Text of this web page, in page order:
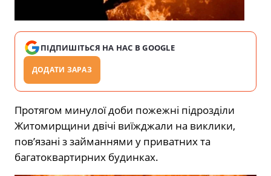
ПІДПИШІТЬСЯ НА НАС В GOOGLE
ДОДАТИ ЗАРАЗ
Протягом минулої доби пожежні підрозділи
Житомирщини двічі виїжджали на виклики,
пов’язані з займаннями у приватних та
багатоквартирних будинках.